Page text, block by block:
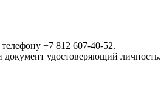
+7 812 607-40-52.
документ удостоверяющий личность.